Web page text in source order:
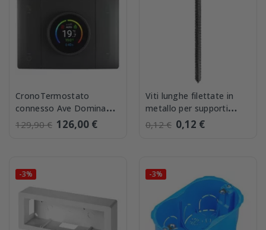
CronoTermostato
connesso Ave Domina
Smart Grigio Tekla
445CRT-W
129,90 € 126,00 €
Viti lunghe filettate in
metallo per supporti
50mm Elettrocanali
ECLVT50AC
0,12 € 0,12 €
-3% -3%